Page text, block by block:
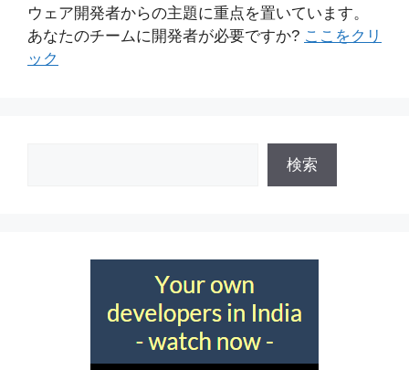
ウェア開発者からの主題に重点を置いています。
あなたのチームに開発者が必要ですか? ここをクリ
ック
検索